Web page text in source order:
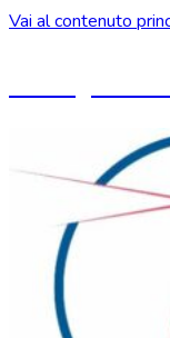
Vai al contenuto